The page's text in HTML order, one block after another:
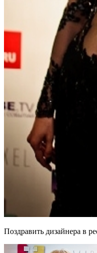
Поздравить дизайнера в